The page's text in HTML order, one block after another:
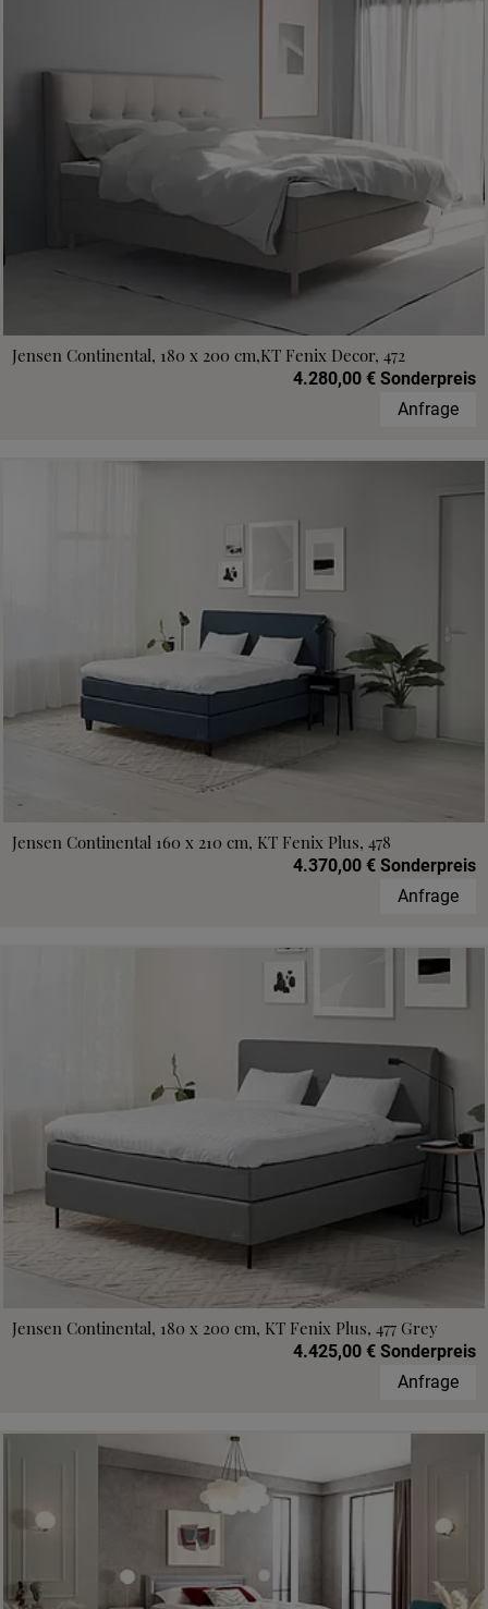
Jensen Continental, 180 x 200 cm,KT Fenix Decor, 472
4.280,00 € Sonderpreis
Anfrage
Jensen Continental 160 x 210 cm, KT Fenix Plus, 478
4.370,00 € Sonderpreis
Anfrage
Jensen Continental, 180 x 200 cm, KT Fenix Plus, 477 Grey
4.425,00 € Sonderpreis
Anfrage